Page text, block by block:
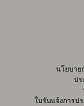
นโยบาย
ปร
ใบรับแจ้งการป